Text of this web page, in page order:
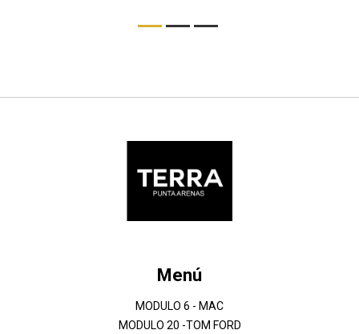
Menú
MODULO 6 - MAC
MODULO 20 -TOM FORD